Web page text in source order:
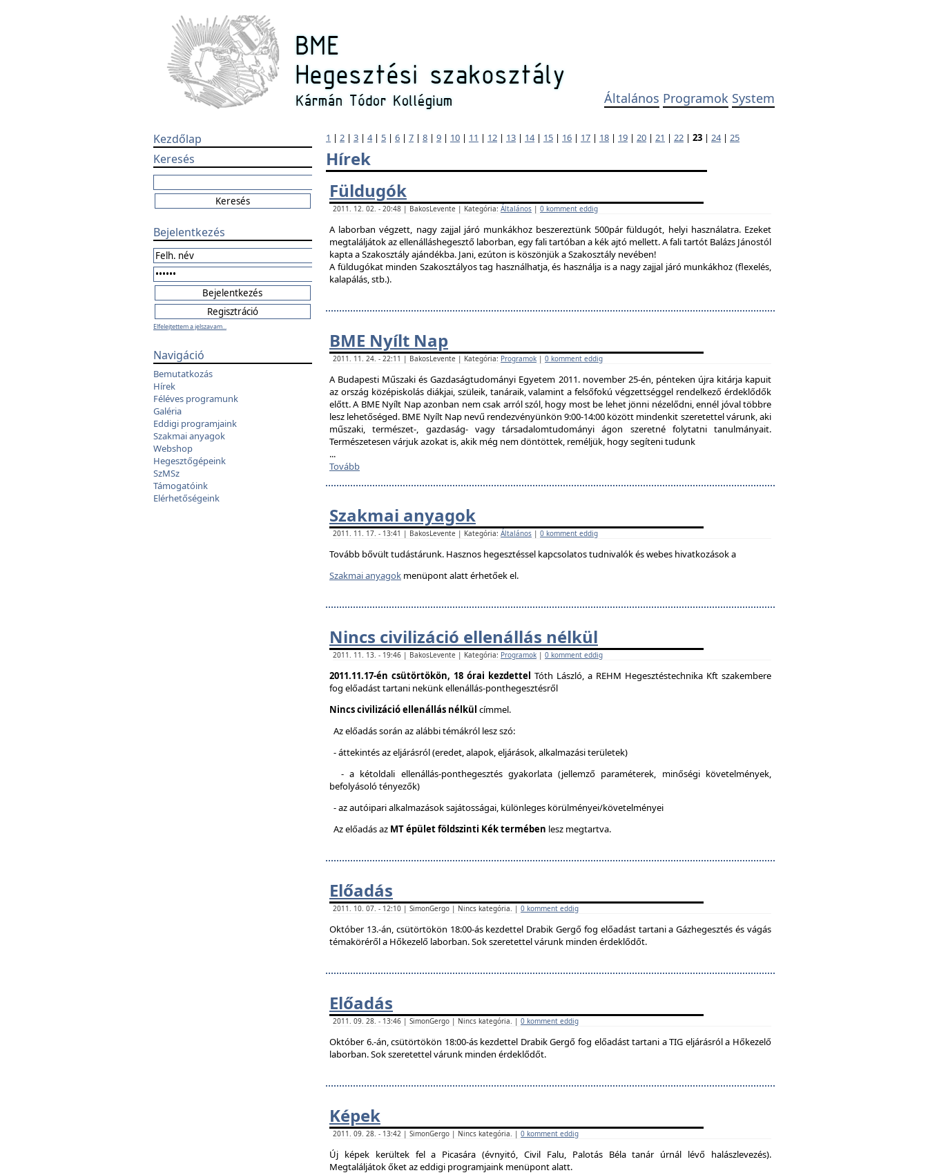
Általános Programok System
Kezdőlap
Keresés
Bejelentkezés
Elfelejtettem a jelszavam...
Navigáció
Bemutatkozás
Hírek
Féléves programunk
Galéria
Eddigi programjaink
Szakmai anyagok
Webshop
Hegesztőgépeink
SzMSz
Támogatóink
Elérhetőségeink
1 | 2 | 3 | 4| 5 | 6 | 7 | 8 | 9 | 10 | 11 | 12 | 13 | 14| 15 | 16 | 17 | 18 | 19 | 20 | 21 | 22 | 23 | 24| 25
Hírek
Füldugók
2011. 12. 02. - 20:48 | BakosLevente | Kategória: Általános | 0 komment eddig
A laborban végzett, nagy zajjal járó munkákhoz beszereztünk 500pár füldugót, helyi használatra. Ezeket
megtaláljátok az ellenálláshegesztő laborban, egy fali tartóban a kék ajtó mellett. A fali tartót Balázs Jánostól
kapta a Szakosztály ajándékba. Jani, ezúton is köszönjük a Szakosztály nevében!
A füldugókat minden Szakosztályos tag használhatja, és használja is a nagy zajjal járó munkákhoz (flexelés,
kalapálás, stb.).
BME Nyílt Nap
2011. 11. 24. - 22:11 | BakosLevente | Kategória: Programok | 0 komment eddig
A Budapesti Műszaki és Gazdaságtudományi Egyetem 2011. november 25-én, pénteken újra kitárja kapuit
az ország középiskolás diákjai, szüleik, tanáraik, valamint a felsőfokú végzettséggel rendelkező érdeklődők
előtt. A BME Nyílt Nap azonban nem csak arról szól, hogy most be lehet jönni nézelődni, ennél jóval többre
lesz lehetőséged. BME Nyílt Nap nevű rendezvényünkön 9:00-14:00 között mindenkit szeretettel várunk, aki
műszaki, természet-, gazdaság- vagy társadalomtudományi ágon szeretné folytatni tanulmányait.
Természetesen várjuk azokat is, akik még nem döntöttek, reméljük, hogy segíteni tudunk
...
Tovább
Szakmai anyagok
2011. 11. 17. - 13:41 | BakosLevente | Kategória: Általános | 0 komment eddig
Tovább bővült tudástárunk. Hasznos hegesztéssel kapcsolatos tudnivalók és webes hivatkozások a
Szakmai anyagok menüpont alatt érhetőek el.
Nincs civilizáció ellenállás nélkül
2011. 11. 13. - 19:46 | BakosLevente | Kategória: Programok | 0 komment eddig
2011.11.17-én csütörtökön, 18 órai kezdettel Tóth László, a REHM Hegesztéstechnika Kft szakembere
fog előadást tartani nekünk ellenállás-ponthegesztésről
Nincs civilizáció ellenállás nélkül címmel.
Az előadás során az alábbi témákról lesz szó:
- áttekintés az eljárásról (eredet, alapok, eljárások, alkalmazási területek)
- a kétoldali ellenállás-ponthegesztés gyakorlata (jellemző paraméterek, minőségi követelmények,
befolyásoló tényezők)
- az autóipari alkalmazások sajátosságai, különleges körülményei/követelményei
Az előadás az MT épület földszinti Kék termében lesz megtartva.
Előadás
2011. 10. 07. - 12:10 | SimonGergo | Nincs kategória. | 0 komment eddig
Október 13.-án, csütörtökön 18:00-ás kezdettel Drabik Gergő fog előadást tartani a Gázhegesztés és vágás
témaköréről a Hőkezelő laborban. Sok szeretettel várunk minden érdeklődőt.
Előadás
2011. 09. 28. - 13:46 | SimonGergo | Nincs kategória. | 0 komment eddig
Október 6.-án, csütörtökön 18:00-ás kezdettel Drabik Gergő fog előadást tartani a TIG eljárásról a Hőkezelő
laborban. Sok szeretettel várunk minden érdeklődőt.
Képek
2011. 09. 28. - 13:42 | SimonGergo | Nincs kategória. | 0 komment eddig
Új képek kerültek fel a Picasára (évnyitó, Civil Falu, Palotás Béla tanár úrnál lévő halászlevezés).
Megtaláljátok őket az eddigi programjaink menüpont alatt.